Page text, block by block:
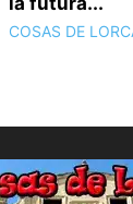
COSAS DE